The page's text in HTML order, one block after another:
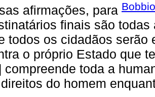
afirmações, para
finais são
todos os cidadãos serão
o próprio Estado que
compreende toda a
do homem